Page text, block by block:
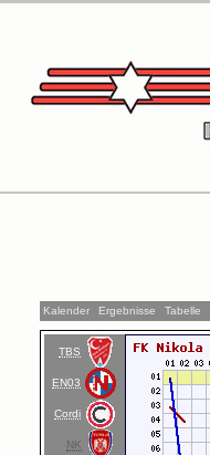
Kalender Ergebnisse Tabelle
TBS
EN03
Cordi
NK